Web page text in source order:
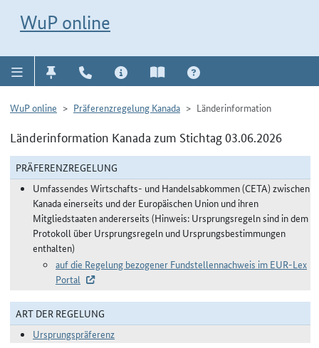
WuP online
WuP online Präferenzregelung Kanada Länderinformation
Länderinformation Kanada zum Stichtag 03.06.2026
PRÄFERENZREGELUNG
Umfassendes Wirtschafts- und Handelsabkommen (CETA) zwischen
Kanada einerseits und der Europäischen Union und ihren
Mitgliedstaaten andererseits (Hinweis: Ursprungsregeln sind in dem
Protokoll über Ursprungsregeln und Ursprungsbestimmungen
enthalten)
auf die Regelung bezogener Fundstellennachweis im EUR-Lex
Portal
ART DER REGELUNG
Ursprungspräferenz